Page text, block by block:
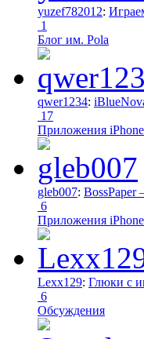
yuzef782012:
1
Блог им. Pola
qwer1234:
17
Приложения iPhone
gleb007: BossPaper
6
Приложения iPhone
Lexx129: Глюки с
6
Обсуждения